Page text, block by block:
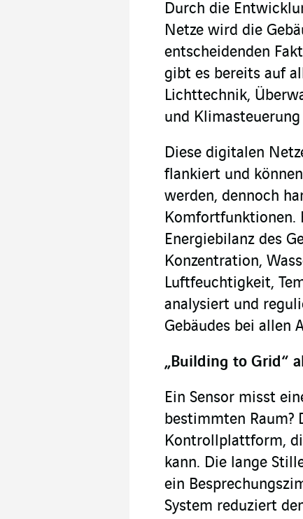
Durch die
Netze wird die
entscheidenden
gibt es bereits auf
Lichttechnik,
und Klimasteuerung
Diese digitalen
flankiert und
werden, dennoch
Komfortfunktionen.
Energiebilanz des
Konzentration,
Luftfeuchtigkeit,
analysiert und
Gebäudes bei allen
„Building to Grid“
Ein Sensor misst
bestimmten Raum?
Kontrollplattform,
kann. Die lange
ein
System reduziert